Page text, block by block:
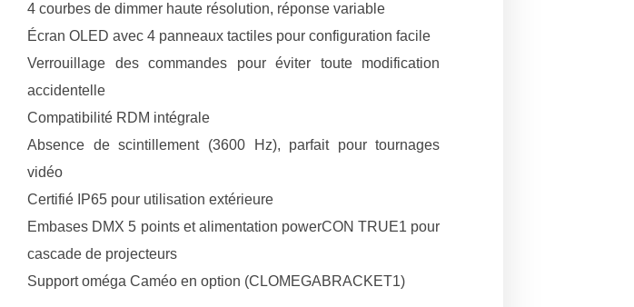
4 courbes de dimmer haute résolution, réponse variable
Écran OLED avec 4 panneaux tactiles pour configuration facile
Verrouillage des commandes pour éviter toute modification
accidentelle
Compatibilité RDM intégrale
Absence de scintillement (3600 Hz), parfait pour tournages
vidéo
Certifié IP65 pour utilisation extérieure
Embases DMX 5 points et alimentation powerCON TRUE1 pour
cascade de projecteurs
Support oméga Caméo en option (CLOMEGABRACKET1)